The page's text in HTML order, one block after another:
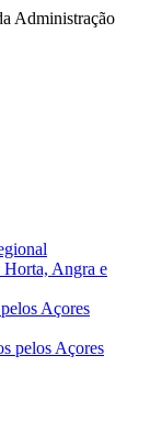
Administração
Horta, Angra e
Açores
pelos Açores